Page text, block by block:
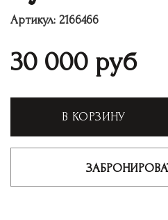
Артикул: 2166466
30 000 руб
В КОРЗИНУ